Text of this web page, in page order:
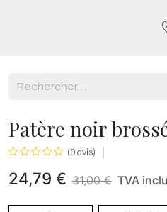
Patère noir
(0 avis)
24,79 € 31,00€ TVA